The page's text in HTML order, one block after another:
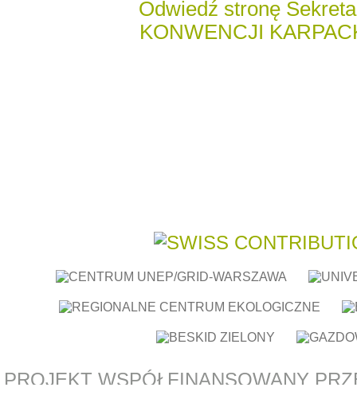
Odwiedź stronę
KONWENCJI
PROJEKT WSPÓŁFINANSOWANY